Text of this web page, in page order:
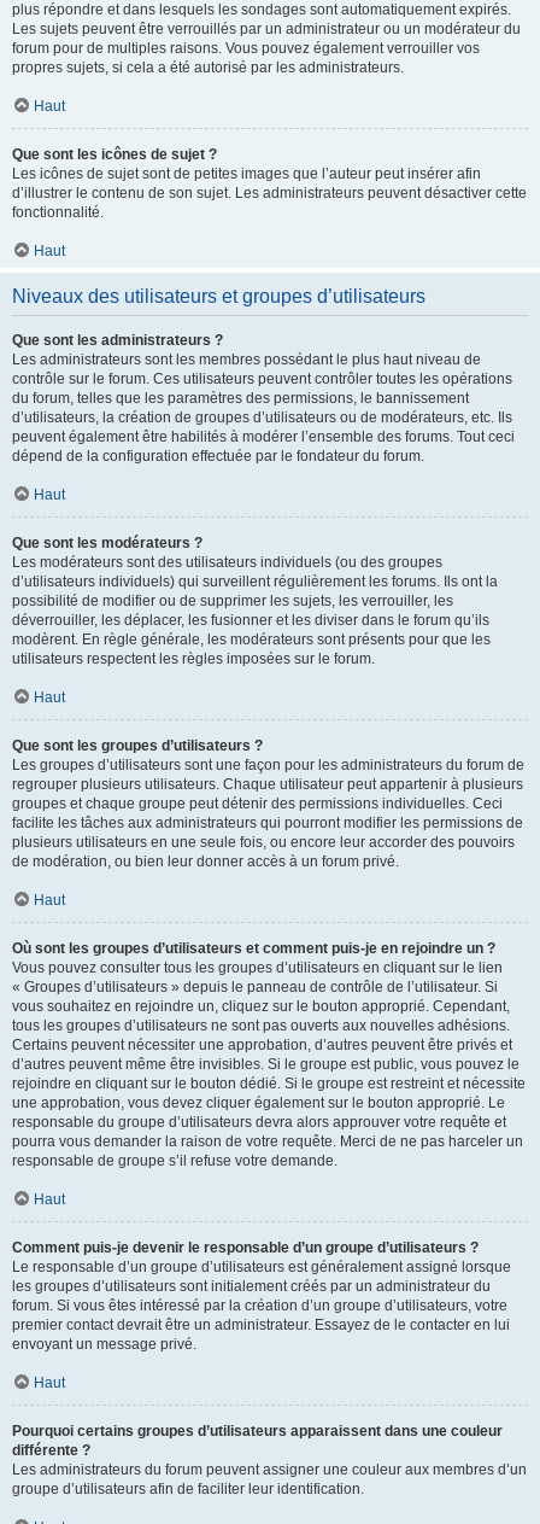
plus répondre et dans lesquels les sondages sont automatiquement expirés.
Les sujets peuvent être verrouillés par un administrateur ou un modérateur du
forum pour de multiples raisons. Vous pouvez également verrouiller vos
propres sujets, si cela a été autorisé par les administrateurs.
Haut
Que sont les icônes de sujet ?
Les icônes de sujet sont de petites images que l’auteur peut insérer afin
d’illustrer le contenu de son sujet. Les administrateurs peuvent désactiver cette
fonctionnalité.
Haut
Niveaux des utilisateurs et groupes d’utilisateurs
Que sont les administrateurs ?
Les administrateurs sont les membres possédant le plus haut niveau de
contrôle sur le forum. Ces utilisateurs peuvent contrôler toutes les opérations
du forum, telles que les paramètres des permissions, le bannissement
d’utilisateurs, la création de groupes d’utilisateurs ou de modérateurs, etc. Ils
peuvent également être habilités à modérer l’ensemble des forums. Tout ceci
dépend de la configuration effectuée par le fondateur du forum.
Haut
Que sont les modérateurs ?
Les modérateurs sont des utilisateurs individuels (ou des groupes
d’utilisateurs individuels) qui surveillent régulièrement les forums. Ils ont la
possibilité de modifier ou de supprimer les sujets, les verrouiller, les
déverrouiller, les déplacer, les fusionner et les diviser dans le forum qu’ils
modèrent. En règle générale, les modérateurs sont présents pour que les
utilisateurs respectent les règles imposées sur le forum.
Haut
Que sont les groupes d’utilisateurs ?
Les groupes d’utilisateurs sont une façon pour les administrateurs du forum de
regrouper plusieurs utilisateurs. Chaque utilisateur peut appartenir à plusieurs
groupes et chaque groupe peut détenir des permissions individuelles. Ceci
facilite les tâches aux administrateurs qui pourront modifier les permissions de
plusieurs utilisateurs en une seule fois, ou encore leur accorder des pouvoirs
de modération, ou bien leur donner accès à un forum privé.
Haut
Où sont les groupes d’utilisateurs et comment puis-je en rejoindre un ?
Vous pouvez consulter tous les groupes d’utilisateurs en cliquant sur le lien
« Groupes d’utilisateurs » depuis le panneau de contrôle de l’utilisateur. Si
vous souhaitez en rejoindre un, cliquez sur le bouton approprié. Cependant,
tous les groupes d’utilisateurs ne sont pas ouverts aux nouvelles adhésions.
Certains peuvent nécessiter une approbation, d’autres peuvent être privés et
d’autres peuvent même être invisibles. Si le groupe est public, vous pouvez le
rejoindre en cliquant sur le bouton dédié. Si le groupe est restreint et nécessite
une approbation, vous devez cliquer également sur le bouton approprié. Le
responsable du groupe d’utilisateurs devra alors approuver votre requête et
pourra vous demander la raison de votre requête. Merci de ne pas harceler un
responsable de groupe s’il refuse votre demande.
Haut
Comment puis-je devenir le responsable d’un groupe d’utilisateurs ?
Le responsable d’un groupe d’utilisateurs est généralement assigné lorsque
les groupes d’utilisateurs sont initialement créés par un administrateur du
forum. Si vous êtes intéressé par la création d’un groupe d’utilisateurs, votre
premier contact devrait être un administrateur. Essayez de le contacter en lui
envoyant un message privé.
Haut
Pourquoi certains groupes d’utilisateurs apparaissent dans une couleur
différente ?
Les administrateurs du forum peuvent assigner une couleur aux membres d’un
groupe d’utilisateurs afin de faciliter leur identification.